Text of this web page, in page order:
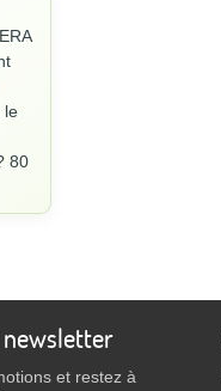
le
80
newsletter
et restez à